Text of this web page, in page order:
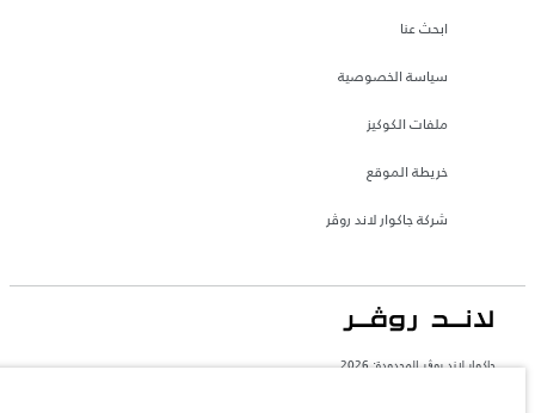
ابحث عنا
سياسة الخصوصية
ملفات الكوكيز
خريطة الموقع
شركة جاكوار لاند روڤر
جاكوار لاند روڨر المحدودة: 2026